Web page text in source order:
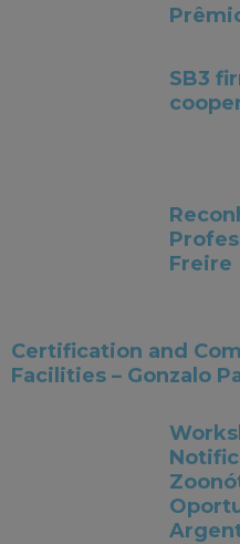
SB3
Freire
Certification and
Facilities – Gonzalo